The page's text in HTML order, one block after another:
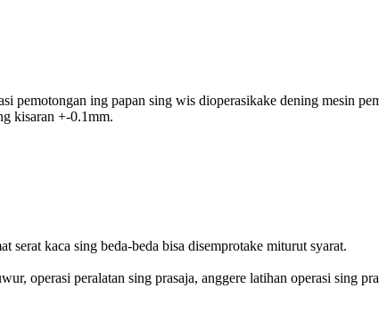
pemotongan ing papan sing wis dioperasikake dening mesin
kisaran +-0.1mm.
serat kaca sing beda-beda bisa disemprotake miturut syarat.
operasi peralatan sing prasaja, anggere latihan operasi sing